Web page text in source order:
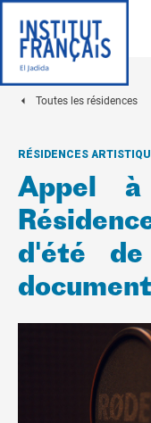
Toutes les résidences
RÉSIDENCES
Appel à
d'été